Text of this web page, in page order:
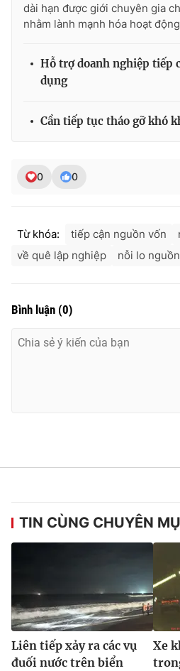
dài hạn được giới chuyên gia
nhằm lành mạnh hóa hoạt
Hỗ trợ doanh nghiệp tiếp
dụng
Cần tiếp tục tháo gỡ khó
0 0
Từ khóa: tiếp cận nguồn vốn
về quê lập nghiệp
nỗi lo
Bình luận (0)
TIN CÙNG CHUYÊN
Liên tiếp xảy ra các vụ
đuối nước trên biển
Xe